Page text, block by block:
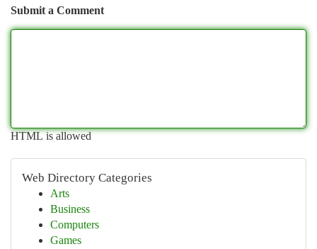
Submit a Comment
HTML is allowed
Web Directory Categories
Arts
Business
Computers
Games